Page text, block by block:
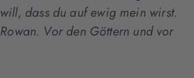
dass du auf ewig mein wirst.
Vor den Göttern und vor